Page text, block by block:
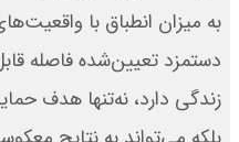
به میزان انطباق با
دستمزد تعیین‌شده فاصله
زندگی دارد، نه‌تنها هدف